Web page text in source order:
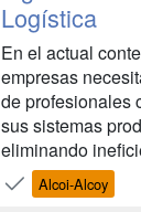
Logística
En el actual
empresas
de profesionales
sus sistemas
eliminando
la productividad
Ingeniería en
Alcoi-Alcoy